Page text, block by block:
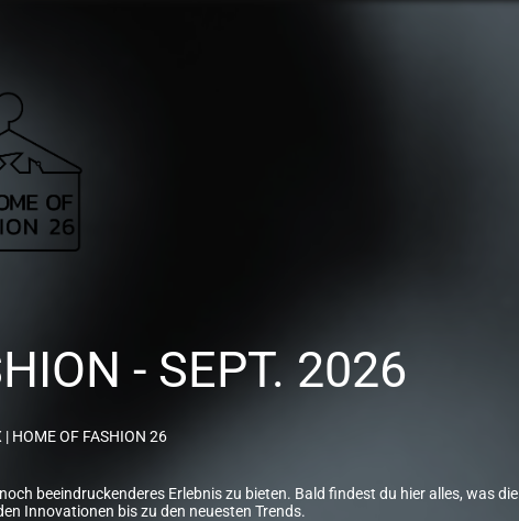
- SEPT. 2026
HOME OF FASHION 26
beeindruckenderes Erlebnis zu bieten. Bald findest du hier alles, was die
Innovationen bis zu den neuesten Trends.